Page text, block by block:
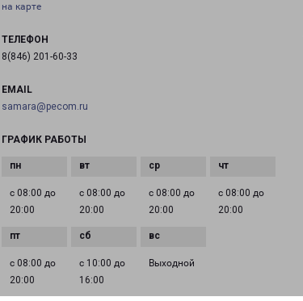
на карте
ТЕЛЕФОН
8(846) 201-60-33
EMAIL
samara@pecom.ru
ГРАФИК РАБОТЫ
с 08:00 до
20:00
с 08:00 до
20:00
с 08:00 до
20:00
с 08:00 до
20:00
с 08:00 до
20:00
с 10:00 до
16:00
Выходной